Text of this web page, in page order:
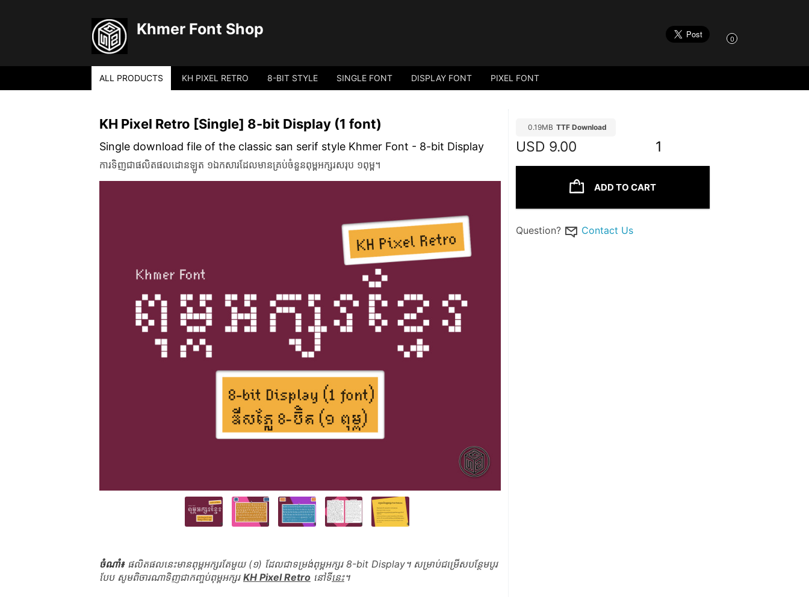
Khmer Font Shop
0
ALL PRODUCTS KH PIXEL RETRO 8-BIT STYLE SINGLE FONT DISPLAY FONT PIXEL FONT
KH Pixel Retro [Single] 8-bit Display (1 font)
Single download file of the classic san serif style Khmer Font​ - 8-bit Display
ការទិញជាផលិតផលដោនឡូត ១ឯកសារដែលមានគ្រប់ចំនួនពុម្ពអក្សរសរុប ១ពុម្ព។
ចំណាំ៖ ផលិតផលនេះមានពុម្ពអក្សរតែមួយ (១) ដែលជាទម្រង់ពុម្ពអក្សរ 8-bit Display។ សម្រាប់ជម្រើសបន្ថែមបូរ
បែប សូមពិចារណាទិញជាកញ្ចប់ពុម្ពអក្សរ KH Pixel Retro នៅទីនេះ។
0.19MB TTF Download
USD 9.00 1
ADD TO CART
Question? Contact Us